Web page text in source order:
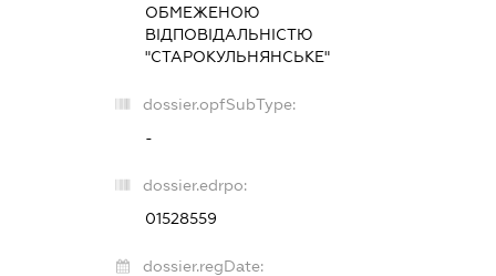
ОБМЕЖЕНОЮ
ВІДПОВІДАЛЬНІСТЮ
"СТАРОКУЛЬНЯНСЬКЕ"
dossier.opfSubType:
-
dossier.edrpo:
01528559
dossier.regDate: